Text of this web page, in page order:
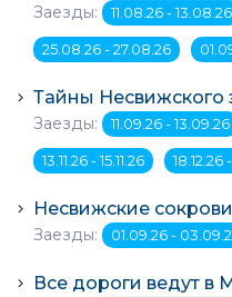
Заезды: 11.08.26 - 13.08.26
25.08.26 - 27.08.26
Тайны Несвижского
Заезды: 11.09.26 - 13.09.26
13.11.26 - 15.11.26 18.12.26
Несвижские
Заезды: 01.09.26 -
Все дороги ведут в